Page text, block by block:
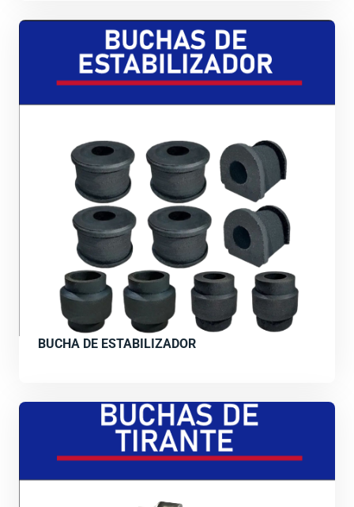
BUCHA DE ESTABILIZADOR